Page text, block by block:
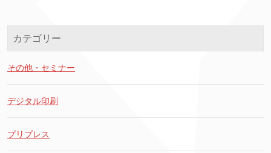
カテゴリー
その他・セミナー
デジタル印刷
プリプレス